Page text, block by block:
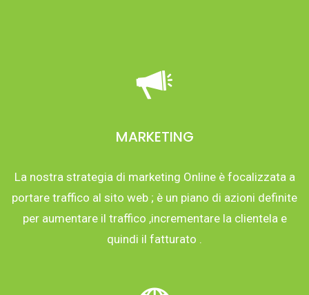
MARKETING
La nostra strategia di marketing Online è focalizzata a
portare traffico al sito web ; è un piano di azioni definite
per aumentare il traffico ,incrementare la clientela e
quindi il fatturato .